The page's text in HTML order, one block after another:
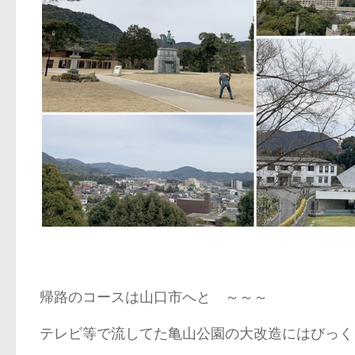
帰路のコースは山口市へと ～～～
テレビ等で流してた亀山公園の大改造にはびっ